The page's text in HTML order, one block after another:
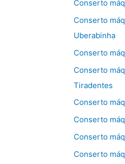
Conserto
Conserto
Uberabinha
Conserto
Conserto
Tiradentes
Conserto
Conserto
Conserto
Conserto